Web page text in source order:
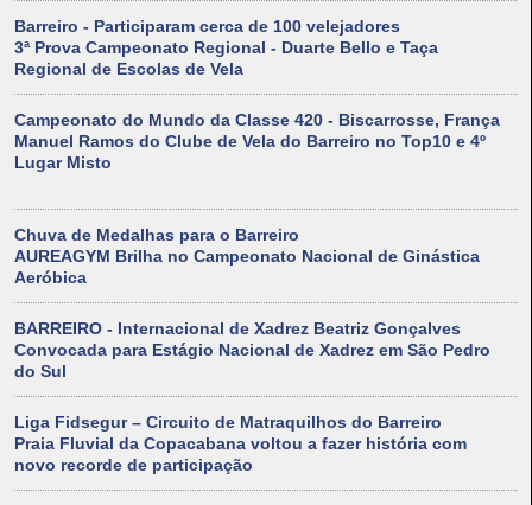
Barreiro - Participaram cerca de 100 velejadores
3ª Prova Campeonato Regional - Duarte Bello e Taça
Regional de Escolas de Vela
Campeonato do Mundo da Classe 420 - Biscarrosse, França
Manuel Ramos do Clube de Vela do Barreiro no Top10 e 4º
Lugar Misto
Chuva de Medalhas para o Barreiro
AUREAGYM Brilha no Campeonato Nacional de Ginástica
Aeróbica
BARREIRO - Internacional de Xadrez Beatriz Gonçalves
Convocada para Estágio Nacional de Xadrez em São Pedro
do Sul
Liga Fidsegur – Circuito de Matraquilhos do Barreiro
Praia Fluvial da Copacabana voltou a fazer história com
novo recorde de participação